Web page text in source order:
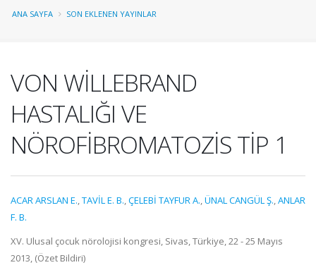
ANA SAYFA SON EKLENEN YAYINLAR
VON WİLLEBRAND
HASTALIĞI VE
NÖROFİBROMATOZİS TİP 1
ACAR ARSLAN E.,TAVİL E. B.,ÇELEBİ TAYFUR A.,ÜNAL CANGÜL Ş.,ANLAR
F. B.
XV. Ulusal çocuk nörolojisi kongresi, Sivas, Türkiye, 22 - 25 Mayıs
2013, (Özet Bildiri)